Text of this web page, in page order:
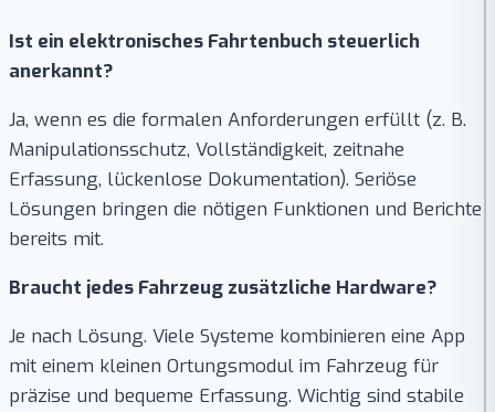
Ist ein elektronisches Fahrtenbuch steuerlich
anerkannt?
Ja, wenn es die formalen Anforderungen erfüllt (z. B.
Manipulationsschutz, Vollständigkeit, zeitnahe
Erfassung, lückenlose Dokumentation). Seriöse
Lösungen bringen die nötigen Funktionen und Berichte
bereits mit.
Braucht jedes Fahrzeug zusätzliche Hardware?
Je nach Lösung. Viele Systeme kombinieren eine App
mit einem kleinen Ortungsmodul im Fahrzeug für
präzise und bequeme Erfassung. Wichtig sind stabile